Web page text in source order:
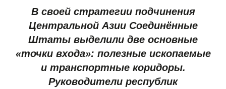
В своей стратегии подчинения
Центральной Азии Соединённые
Штаты выделили две основные
«точки входа»: полезные ископаемые
и транспортные коридоры.
Руководители республик